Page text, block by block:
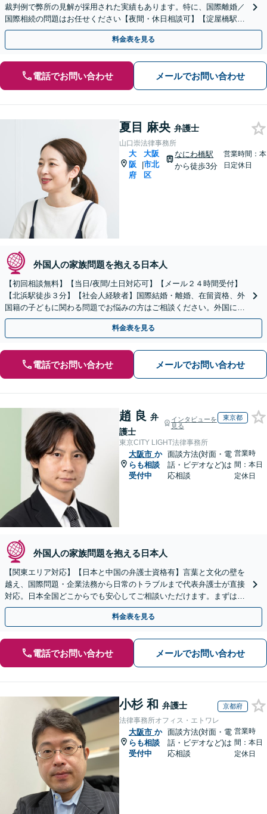
裁判例で弊所の見解が採用された実績もあります。特に、国際離婚／
国際相続の問題はお任せください【夜間・休日相談可】【淀屋橋駅6
分】
料金表を見る
電話でお問い合わせ メールでお問い合わせ
夏目 麻央 弁護士
山口崇法律事務所
大
阪
府
|
大阪
市北
区
なにわ橋駅
から徒歩3分
営業時間：本
日定休日
外国人の家族問題を抱える日本人
【初回相談無料】【当日/夜間/土日対応可】【メール２４時間受付】
【北浜駅徒歩３分】【社会人経験者】国際結婚・離婚、在留資格、外
国籍の子どもに関わる問題でお悩みの方はご相談ください。外国につ
ながる子どもの教育問題などにも取り組んでおります。
料金表を見る
電話でお問い合わせ メールでお問い合わせ
趙 良 弁
護士
インタビューを
見る
東京都
東京CITY LIGHT法律事務所
大阪市 か
らも相談
受付中
面談方法(対面・電
話・ビデオなど)は
応相談
営業時
間：本日
定休日
外国人の家族問題を抱える日本人
【関東エリア対応】【日本と中国の弁護士資格有】言葉と文化の壁を
越え、国際問題・企業法務から日常のトラブルまで代表弁護士が直接
対応。日本全国どこからでも安心してご相談いただけます。まずは一
歩を踏み出してみませんか。【初回相談無料】
料金表を見る
電話でお問い合わせ メールでお問い合わせ
小杉 和 弁護士 京都府
法律事務所オフィス・エトワレ
大阪市 か
らも相談
受付中
面談方法(対面・電
話・ビデオなど)は
応相談
営業時
間：本日
定休日